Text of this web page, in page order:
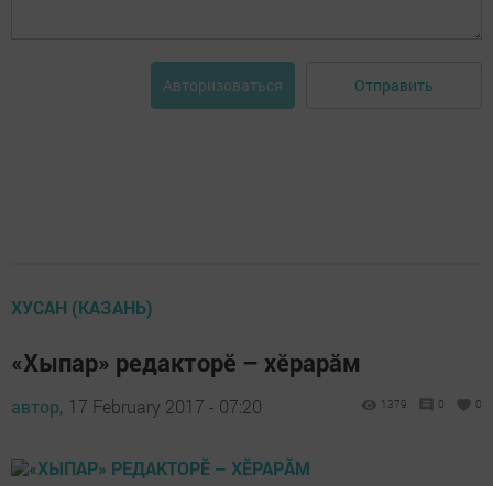
Авторизоваться Отправить
ХУСАН (КАЗАНЬ)
«Хыпар» редакторӗ – хӗрарăм
автор, 17 February 2017 - 07:20 1379 0 0